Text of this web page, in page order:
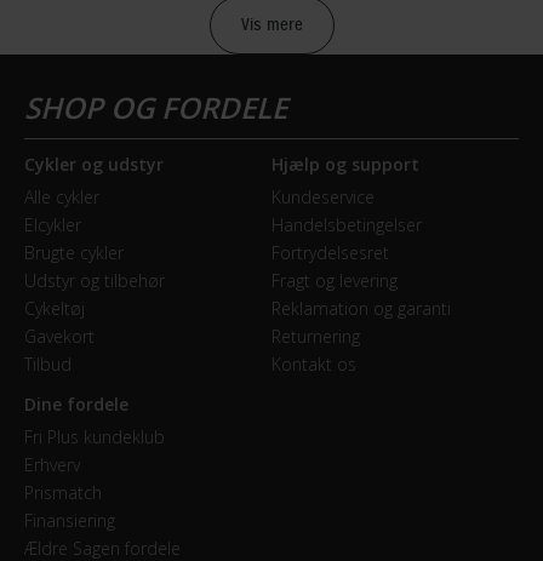
Cross Country (XC)
BREMSER
Bagbremse
Hydraulisk skivebremse
Forbremse
Hydraulisk skivebremse Shimano SLX M675
GEAR
Bagskifter
Shimano XT RD-M781 SGS
Vis mere
Cykler og udstyr
Alle cykler
Elcykler
Brugte cykler
Udstyr og tilbehør
Cykeltøj
Gavekort
Tilbud
Hjælp og support
Kundeservice
Handelsbetingelser
Fortrydelsesret
Fragt og levering
Reklamation og garanti
Returnering
Kontakt os
Dine fordele
Fri Plus kundeklub
Erhverv
Prismatch
Finansiering
Ældre Sagen fordele